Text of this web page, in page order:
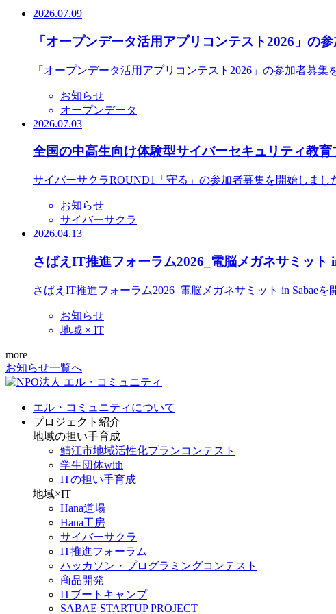
2026.07.09
「オープンデータ活用アプリコンテスト2026」の
「オープンデータ活用アプリコンテスト2026」の参加者募集
お知らせ
オープンデータ
2026.07.03
全国の中高生向け体験型サイバーセキュリティ教
サイバーサクラROUND1「守る」の参加者募集を開始しまし
お知らせ
サイバーサクラ
2026.04.13
さばえIT推進フォーラム2026_電脳メガネサミット
さばえIT推進フォーラム2026_電脳メガネサミット in Sabaeを
お知らせ
地域 × IT
more
お知らせ一覧へ
エル・コミュニティについて
プロジェクト紹介
地域の担い手育成
鯖江市地域活性化プランコンテスト
学生団体with
ITの担い手育成
地域×IT
Hana道場
Hana工房
サイバーサクラ
IT推進フォーラム
ハッカソン・プログラミングコンテスト
商品開発
ITブートキャンプ
SABAE STARTUP PROJECT